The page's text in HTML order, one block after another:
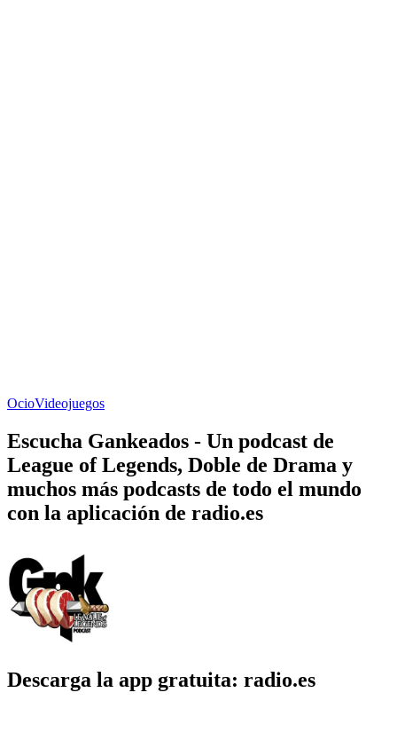
OcioVideojuegos
Escucha Gankeados - Un podcast de
League of Legends, Doble de Drama y
muchos más podcasts de todo el mundo
con la aplicación de radio.es
Descarga la app gratuita: radio.es